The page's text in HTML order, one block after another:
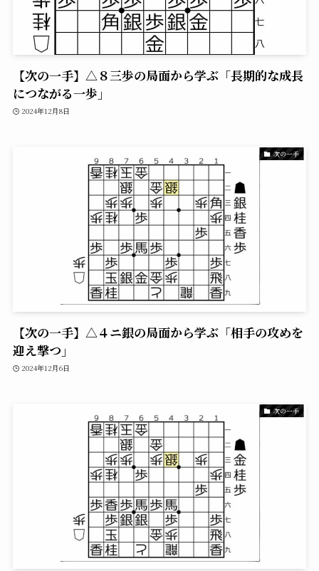
【次の一手】△８三歩の局面から学ぶ「長期的な成長
につながる一歩」
2024年12月8日
次の一手
【次の一手】△４ニ銀の局面から学ぶ「相手の攻めを
迎え撃つ」
2024年12月6日
次の一手